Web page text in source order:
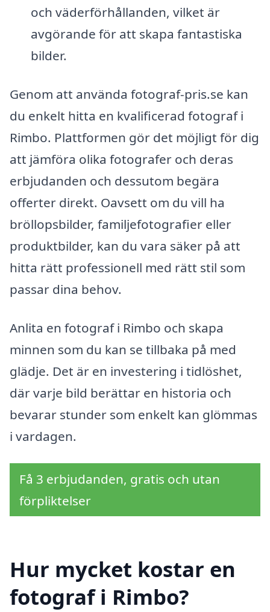
och väderförhållanden, vilket är
avgörande för att skapa fantastiska
bilder.
Genom att använda fotograf-pris.se kan
du enkelt hitta en kvalificerad fotograf i
Rimbo. Plattformen gör det möjligt för dig
att jämföra olika fotografer och deras
erbjudanden och dessutom begära
offerter direkt. Oavsett om du vill ha
bröllopsbilder, familjefotografier eller
produktbilder, kan du vara säker på att
hitta rätt professionell med rätt stil som
passar dina behov.
Anlita en fotograf i Rimbo och skapa
minnen som du kan se tillbaka på med
glädje. Det är en investering i tidlöshet,
där varje bild berättar en historia och
bevarar stunder som enkelt kan glömmas
i vardagen.
Få 3 erbjudanden, gratis och utan
förpliktelser
Hur mycket kostar en
fotograf i Rimbo?